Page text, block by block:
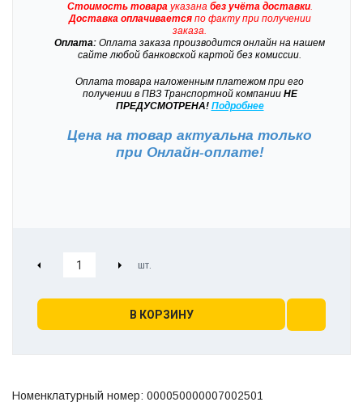
Стоимость товарауказана без учёта доставки.
Доставкаоплачиваетсяпо факту при получении
заказа.
Оплата: Оплата заказа производится онлайн на нашем
сайте любой банковской картой без комиссии.
Оплата товара наложенным платежом при его
получении в ПВЗ Транспортной компанииНЕ
ПРЕДУСМОТРЕНА! Подробнее
Цена на товар актуальна только
при Онлайн-оплате!
В КОРЗИНУ
Номенклатурный номер: 000050000007002501